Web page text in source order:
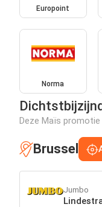
Europoint
Norma
Deze Maïs
Brussel
Jumbo